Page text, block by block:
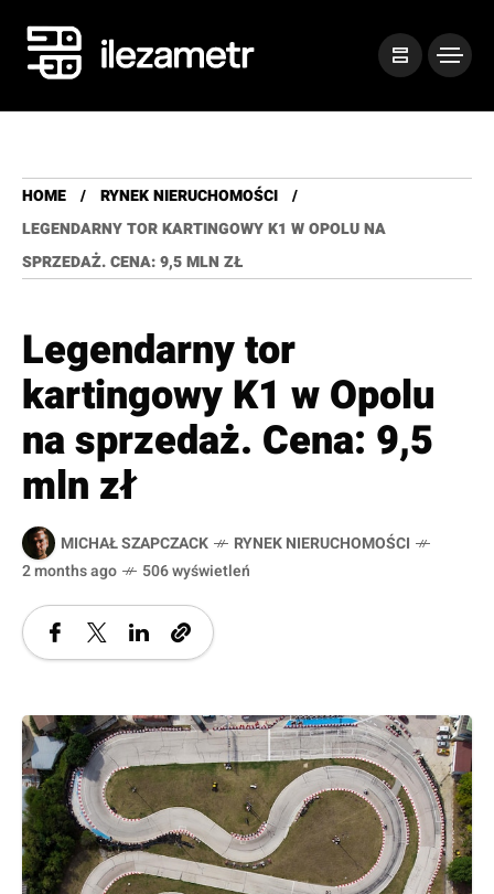
HOME
RYNEK NIERUCHOMOŚCI
LEGENDARNY TOR KARTINGOWY K1 W OPOLU NA
SPRZEDAŻ. CENA: 9,5 MLN ZŁ
Legendarny tor
kartingowy K1 w Opolu
na sprzedaż. Cena: 9,5
mln zł
MICHAŁ SZAPCZACK
RYNEK NIERUCHOMOŚCI
2 months ago
506 wyświetleń